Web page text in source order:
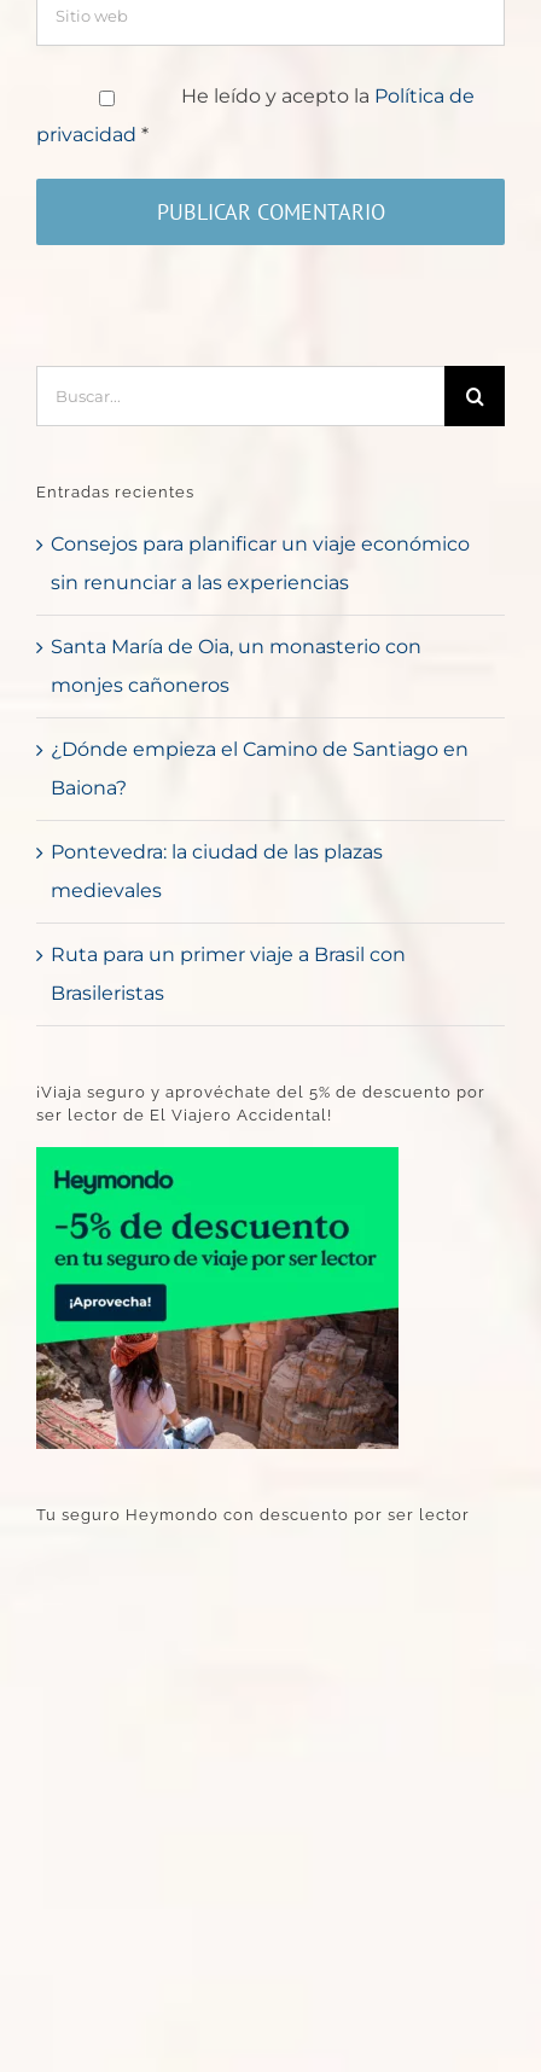
He leído y acepto la Política de
privacidad *
Entradas recientes
Consejos para planificar un viaje económico
sin renunciar a las experiencias
Santa María de Oia, un monasterio con
monjes cañoneros
¿Dónde empieza el Camino de Santiago en
Baiona?
Pontevedra: la ciudad de las plazas
medievales
Ruta para un primer viaje a Brasil con
Brasileristas
¡Viaja seguro y aprovéchate del 5% de descuento por
ser lector de El Viajero Accidental!
Tu seguro Heymondo con descuento por ser lector